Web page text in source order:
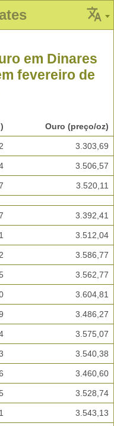
em Dinares
fevereiro de
Ouro (preço/oz)
3.303,69
3.506,57
3.520,11
3.392,41
3.512,04
3.586,77
3.562,77
3.604,81
3.486,27
3.575,07
3.540,38
3.460,60
3.528,74
3.543,13